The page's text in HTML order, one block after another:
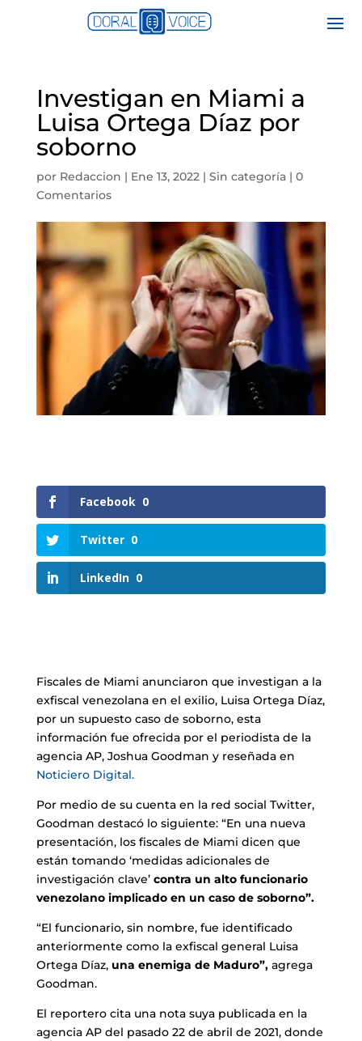
Investigan en Miami a
Luisa Ortega Díaz por
soborno
por Redaccion | Ene 13, 2022| Sin categoría| 0
Comentarios
Facebook 0
Twitter 0
LinkedIn 0
Fiscales de Miami anunciaron que investigan a la
exfiscal venezolana en el exilio, Luisa Ortega Díaz,
por un supuesto caso de soborno, esta
información fue ofrecida por el periodista de la
agencia AP, Joshua Goodman y reseñada en
Noticiero Digital.
Por medio de su cuenta en la red social Twitter,
Goodman destacó lo siguiente: “En una nueva
presentación, los fiscales de Miami dicen que
están tomando ‘medidas adicionales de
investigación clave’ contra un alto funcionario
venezolano implicado en un caso de soborno”.
“El funcionario, sin nombre, fue identificado
anteriormente como la exfiscal general Luisa
Ortega Díaz, una enemiga de Maduro”,agrega
Goodman.
El reportero cita una nota suya publicada en la
agencia AP del pasado 22 de abril de 2021, donde